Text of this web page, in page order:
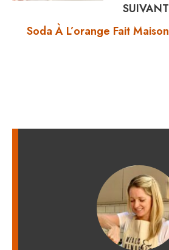
SUIVANT
Soda À L’orange Fait Maison